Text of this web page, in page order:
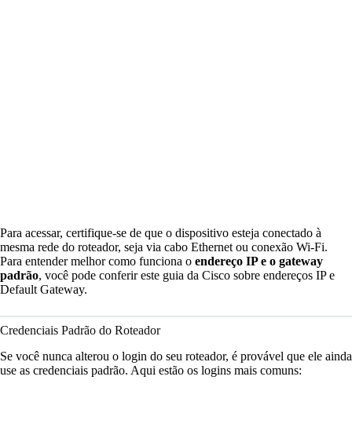
Para acessar, certifique-se de que o dispositivo esteja conectado à
mesma rede do roteador, seja via cabo Ethernet ou conexão Wi-Fi.
Para entender melhor como funciona o endereço IP e o gateway
padrão, você pode conferir este guia da Cisco sobre endereços IP e
Default Gateway.
Credenciais Padrão do Roteador
Se você nunca alterou o login do seu roteador, é provável que ele ainda
use as credenciais padrão. Aqui estão os logins mais comuns: